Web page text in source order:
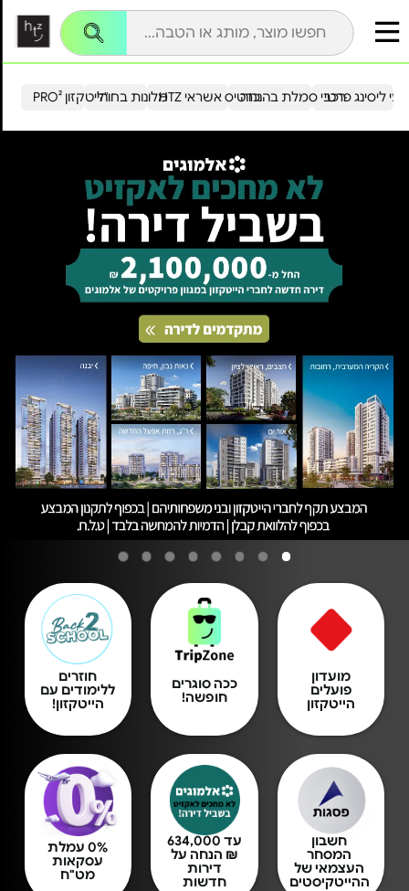
הייטקזון PRO²מלונות בחו"ל כרטיס אשראי HTZ ליסינג פרטירכבי סמלת בהנחה
מועדון
פועלים
הייטקזון
ככה סוגרים
חופשה!
חוזרים
ללימודים עם
הייטקזון!
חשבון
המסחר
העצמאי של
ההייטקיסטים
עד 634,000
₪ הנחה על
דירות
חדשות
0% עמלת
עסקאות
מט"ח